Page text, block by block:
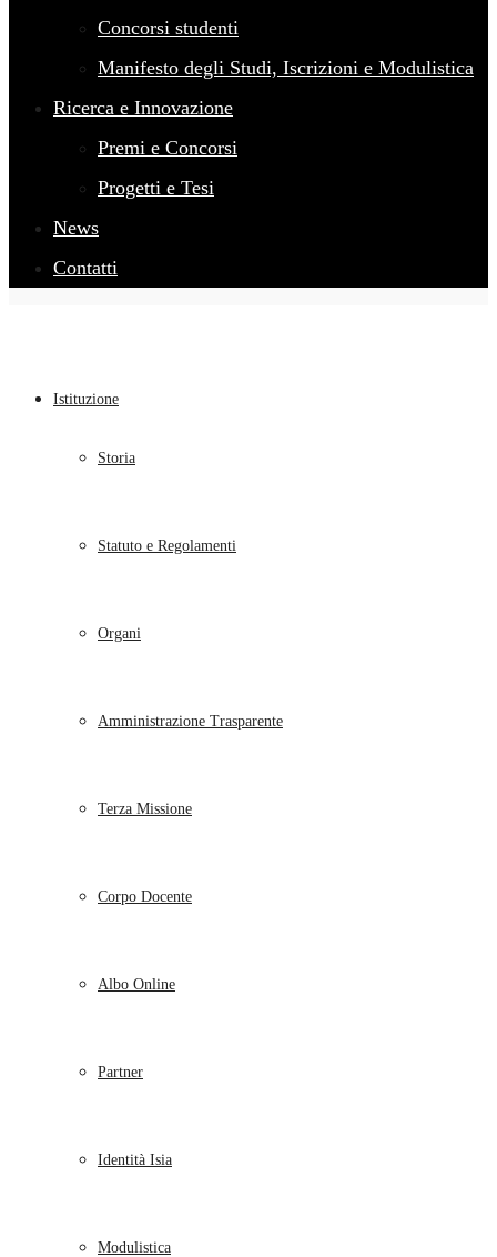
Concorsi studenti
Manifesto degli Studi, Iscrizioni e Modulistica
Ricerca e Innovazione
Premi e Concorsi
Progetti e Tesi
News
Contatti
Istituzione
Storia
Statuto e Regolamenti
Organi
Amministrazione Trasparente
Terza Missione
Corpo Docente
Albo Online
Partner
Identità Isia
Modulistica